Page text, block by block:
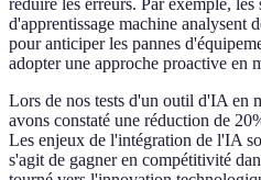
réduire les erreurs. Par exemple, les
d'apprentissage machine analysent
pour anticiper les pannes
adopter une approche proactive en
Lors de nos tests d'un outil d'IA en
avons constaté une réduction de
Les enjeux de l'intégration de l'IA
s'agit de gagner en compétitivité